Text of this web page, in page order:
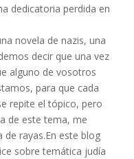
dedicatoria perdida en
novela de nazis, una
decir que una vez
alguno de vosotros
para que cada
repite el tópico, pero
de este tema, me
rayas.En este blog
sobre temática judía